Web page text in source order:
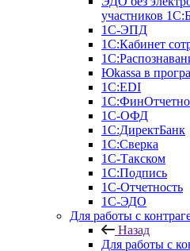
участников
1С-ЭПД
1С:Кабинет
Юkassa в
1С:EDI
1С-ОФД
1С:ДиректБанк
1С:Сверка
1С-Такском
1С:Подпись
1С-Отчетность
1С-ЭДО
Для работы с
Назад
Для работы с